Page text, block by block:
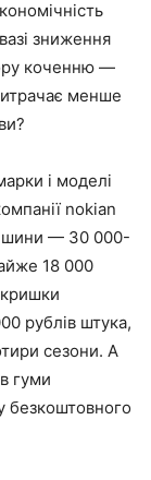
зниження
коченню —
менше
і моделі
nokian
шини — 30 000-
18 000
рублів штука,
сезони. А
гуми
безкоштовного